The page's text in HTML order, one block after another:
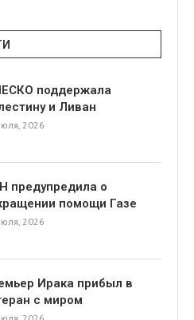
поддержала
и Ливан
2026
предупредила о
помощи Газе
2026
Ирака прибыл в
с миром